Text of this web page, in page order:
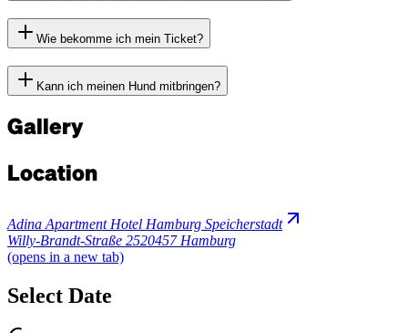
Wie bekomme ich mein Ticket?
Kann ich meinen Hund mitbringen?
Gallery
Location
Adina Apartment Hotel Hamburg Speicherstadt
Willy-Brandt-Straße 2520457 Hamburg
(opens in a new tab)
Select Date